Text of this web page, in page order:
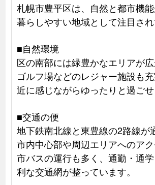
札幌市豊平区は、自然と都市機能
暮らしやすい地域として注目され
■自然環境
区の南部には緑豊かなエリアが広
ゴルフ場などのレジャー施設も
近に感じながらゆったりと過ごせ
■交通の便
地下鉄南北線と東豊線の2路線が
市内中心部や周辺エリアへのアク
市バスの運行も多く、通勤・通
利な交通網が整っています。